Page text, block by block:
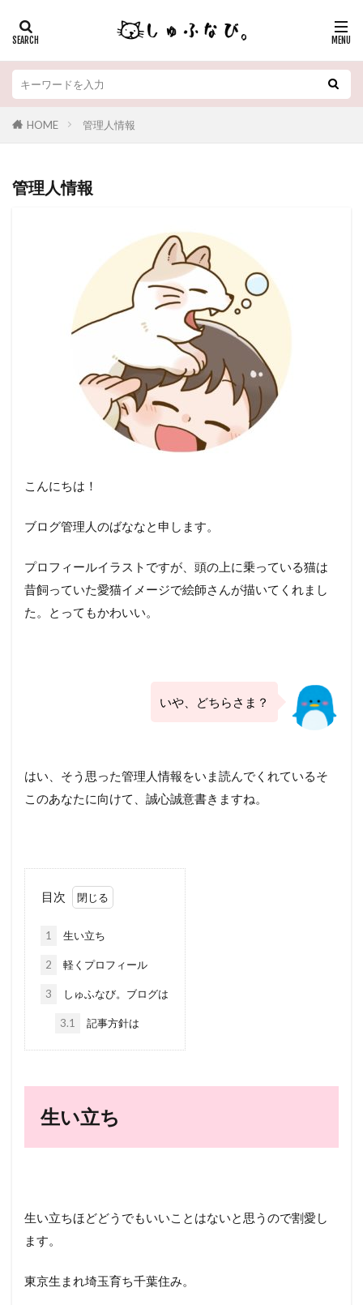
HOME 管理人情報
管理人情報
こんにちは！
ブログ管理人のばななと申します。
プロフィールイラストですが、頭の上に乗っている猫は
昔飼っていた愛猫イメージで絵師さんが描いてくれまし
た。とってもかわいい。
いや、どちらさま？
はい、そう思った管理人情報をいま読んでくれているそ
このあなたに向けて、誠心誠意書きますね。
目次
1 生い立ち
2 軽くプロフィール
3 しゅふなび。ブログは
3.1 記事方針は
生い立ち
生い立ちほどどうでもいいことはないと思うので割愛し
ます。
東京生まれ埼玉育ち千葉住み。